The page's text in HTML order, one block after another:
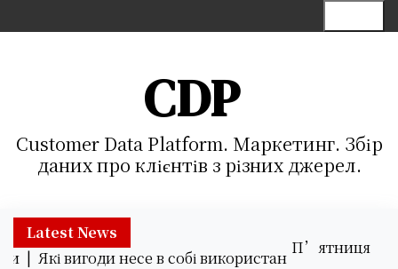
k
CDP
Customer Data Platform. Маркетинг. Збір
даних про клієнтів з різних джерел.
Latest News
| Які вигоди несе в собі використання хмарних
П’ятниця